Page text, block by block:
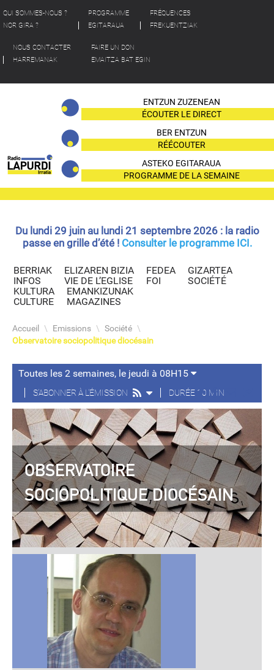
QUI SOMMES-NOUS ?
NOR GIRA ?
PROGRAMME
EGITARAUA
FRÉQUENCES
FREKUENTZIAK
NOUS CONTACTER
HARREMANAK
FAIRE UN DON
EMAITZA BAT EGIN
ENTZUN ZUZENEAN
ÉCOUTER LE DIRECT
BER ENTZUN
RÉÉCOUTER
ASTEKO EGITARAUA
PROGRAMME DE LA SEMAINE
Du lundi 29 juin au lundi 21 septembre 2026 : la radio
passe en grille d’été ! Consulter le programme ICI.
BERRIAK
INFOS
ELIZAREN BIZIA
VIE DE L’EGLISE
FEDEA
FOI
GIZARTEA
SOCIÉTÉ
KULTURA
CULTURE
EMANKIZUNAK
MAGAZINES
Accueil \ Emissions \ Société \
Observatoire sociopolitique diocésain
Toutes les 2 semaines, le jeudi à 08H15
S'ABONNER À L'ÉMISSION DURÉE 10 MIN
OBSERVATOIRE
SOCIOPOLITIQUE DIOCÉSAIN